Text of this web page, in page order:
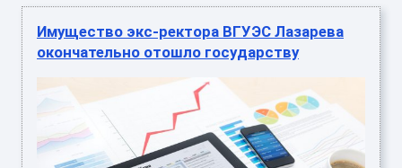
Имущество экс-ректора ВГУЭС Лазарева
окончательно отошло государству